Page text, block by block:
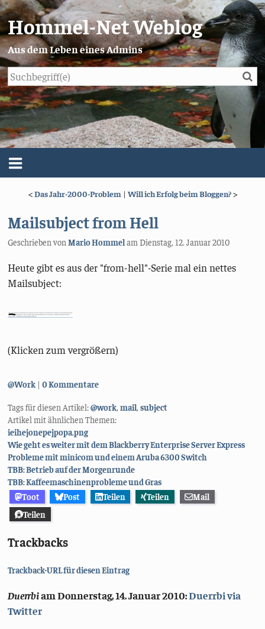
Hommel-Net Weblog
Aus dem Leben eines Admins
Menü
Impressum/Datenschutz
<Das Jahr-2000-Problem | Will ich Erfolg beim Bloggen?>
Mailsubject from Hell
Geschrieben vonMario HommelamDienstag, 12. Januar 2010
Heute gibt es aus der "from-hell"-Serie mal ein nettes
Mailsubject:
(Klicken zum vergrößern)
Kategorien:
@Work 0 Kommentare
Tags für diesen Artikel:@work,mail,subject
Artikel mit ähnlichen Themen:
ieihejonepejpopa.png
Wie geht es weiter mit dem Blackberry Enterprise Server Express
Probleme mit minicom und einem Aruba 6300 Switch
TBB: Betrieb auf der Morgenrunde
TBB: Kaffeemaschinenprobleme und Gras
Toot
Post Teilen Teilen
Mail
Teilen
Trackbacks
Trackback-URL für diesen Eintrag
DuerrbiamDonnerstag, 14. Januar 2010:Duerrbi via
Twitter